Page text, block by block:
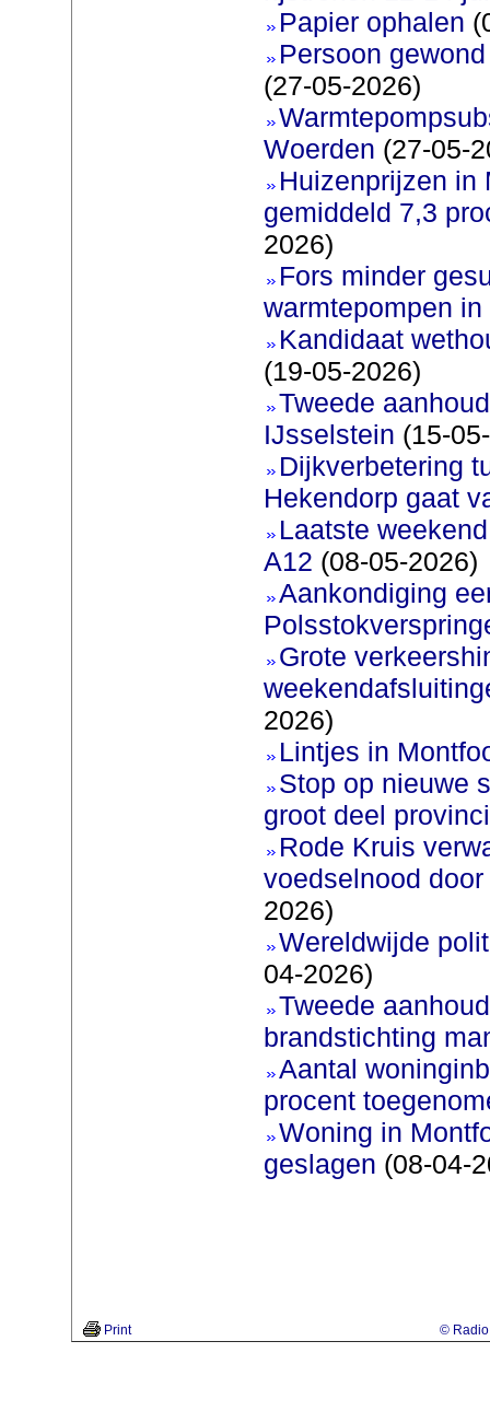
Papier ophalen
Persoon
(27-05-2026)
Woerden (27-05-
Huizenprijzen in
gemiddeld 7,3
2026)
Fors minder
warmtepompen in
Kandidaat
(19-05-2026)
Tweede
IJsselstein (15-
Dijkverbetering
Hekendorp gaat
Laatste
A12 (08-05-2026)
Aankondiging
Grote
2026)
Lintjes in
Stop op nieuwe
groot deel
Rode Kruis
voedselnood
2026)
Wereldwijde
04-2026)
Tweede
brandstichting
Aantal
procent
Woning in
geslagen (08-04-
Print © Radio